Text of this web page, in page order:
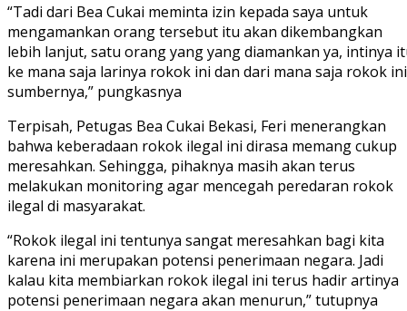
“Tadi dari Bea Cukai meminta izin kepada saya untuk
mengamankan orang tersebut itu akan dikembangkan
lebih lanjut, satu orang yang yang diamankan ya, intinya
ke mana saja larinya rokok ini dan dari mana saja rokok ini
sumbernya,” pungkasnya
Terpisah, Petugas Bea Cukai Bekasi, Feri menerangkan
bahwa keberadaan rokok ilegal ini dirasa memang cukup
meresahkan. Sehingga, pihaknya masih akan terus
melakukan monitoring agar mencegah peredaran rokok
ilegal di masyarakat.
“Rokok ilegal ini tentunya sangat meresahkan bagi kita
karena ini merupakan potensi penerimaan negara. Jadi
kalau kita membiarkan rokok ilegal ini terus hadir artinya
potensi penerimaan negara akan menurun,” tutupnya